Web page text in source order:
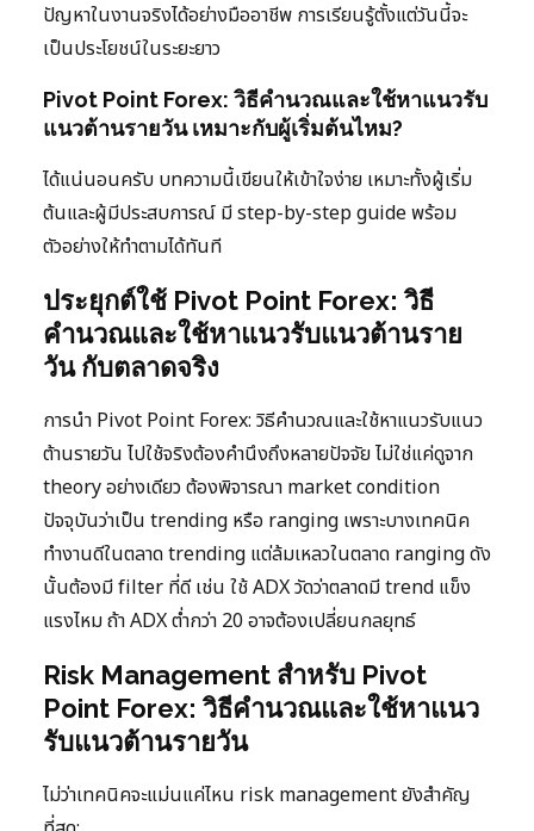
ปัญหาในงานจริงได้อย่างมืออาชีพ การเรียนรู้ตั้งแต่วันนี้จะ
เป็นประโยชน์ในระยะยาว
Pivot Point Forex: วิธีคำนวณและใช้หาแนวรับ
แนวต้านรายวัน เหมาะกับผู้เริ่มต้นไหม?
ได้แน่นอนครับ บทความนี้เขียนให้เข้าใจง่าย เหมาะทั้งผู้เริ่ม
ต้นและผู้มีประสบการณ์ มี step-by-step guide พร้อม
ตัวอย่างให้ทำตามได้ทันที
ประยุกต์ใช้ Pivot Point Forex: วิธี
คำนวณและใช้หาแนวรับแนวต้านราย
วัน กับตลาดจริง
การนำ Pivot Point Forex: วิธีคำนวณและใช้หาแนวรับแนว
ต้านรายวัน ไปใช้จริงต้องคำนึงถึงหลายปัจจัย ไม่ใช่แค่ดูจาก
theory อย่างเดียว ต้องพิจารณา market condition
ปัจจุบันว่าเป็น trending หรือ ranging เพราะบางเทคนิค
ทำงานดีในตลาด trending แต่ล้มเหลวในตลาด ranging ดัง
นั้นต้องมี filter ที่ดี เช่น ใช้ ADX วัดว่าตลาดมี trend แข็ง
แรงไหม ถ้า ADX ต่ำกว่า 20 อาจต้องเปลี่ยนกลยุทธ์
Risk Management สำหรับ Pivot
Point Forex: วิธีคำนวณและใช้หาแนว
รับแนวต้านรายวัน
ไม่ว่าเทคนิคจะแม่นแค่ไหน risk management ยังสำคัญ